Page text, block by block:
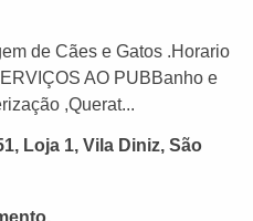
de Cães e Gatos .Horario
AO PUBBanho e
,Querat...
Loja 1, Vila Diniz, São